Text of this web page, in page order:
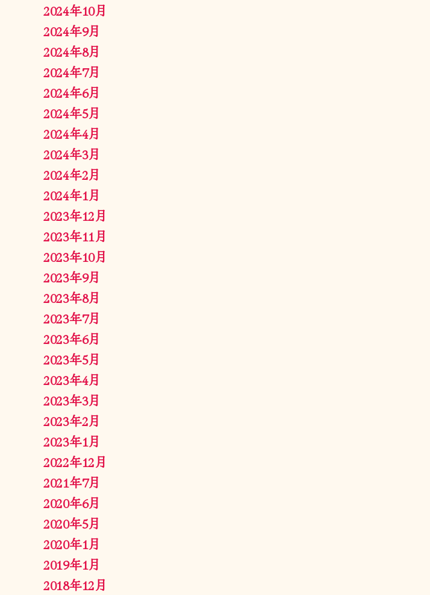
2024年10月
2024年9月
2024年8月
2024年7月
2024年6月
2024年5月
2024年4月
2024年3月
2024年2月
2024年1月
2023年12月
2023年11月
2023年10月
2023年9月
2023年8月
2023年7月
2023年6月
2023年5月
2023年4月
2023年3月
2023年2月
2023年1月
2022年12月
2021年7月
2020年6月
2020年5月
2020年1月
2019年1月
2018年12月